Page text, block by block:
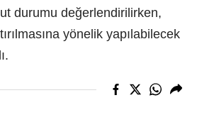
durumu değerlendirilirken,
yönelik yapılabilecek